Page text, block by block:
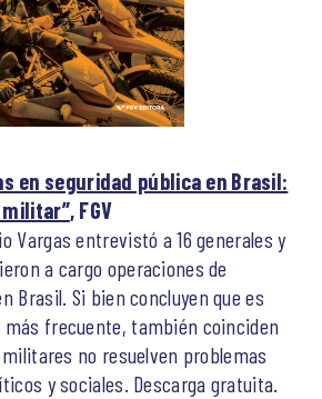
en seguridad pública en Brasil:
, FGV
Vargas entrevistó a 16 generales y
a cargo operaciones de
Brasil. Si bien concluyen que es
más frecuente, también coinciden
no resuelven problemas
y sociales. Descarga gratuita.